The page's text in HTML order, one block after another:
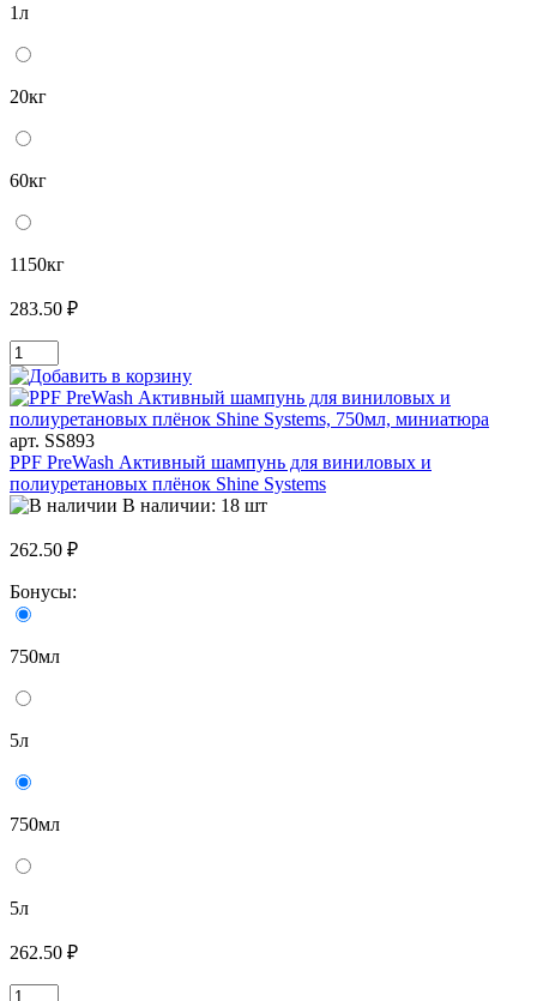
1л
20кг
60кг
1150кг
283.50 ₽
арт. SS893
PPF PreWash Активный шампунь для виниловых и
полиуретановых плёнок Shine Systems
В наличии: 18 шт
262.50 ₽
Бонусы:
750мл
5л
750мл
5л
262.50 ₽